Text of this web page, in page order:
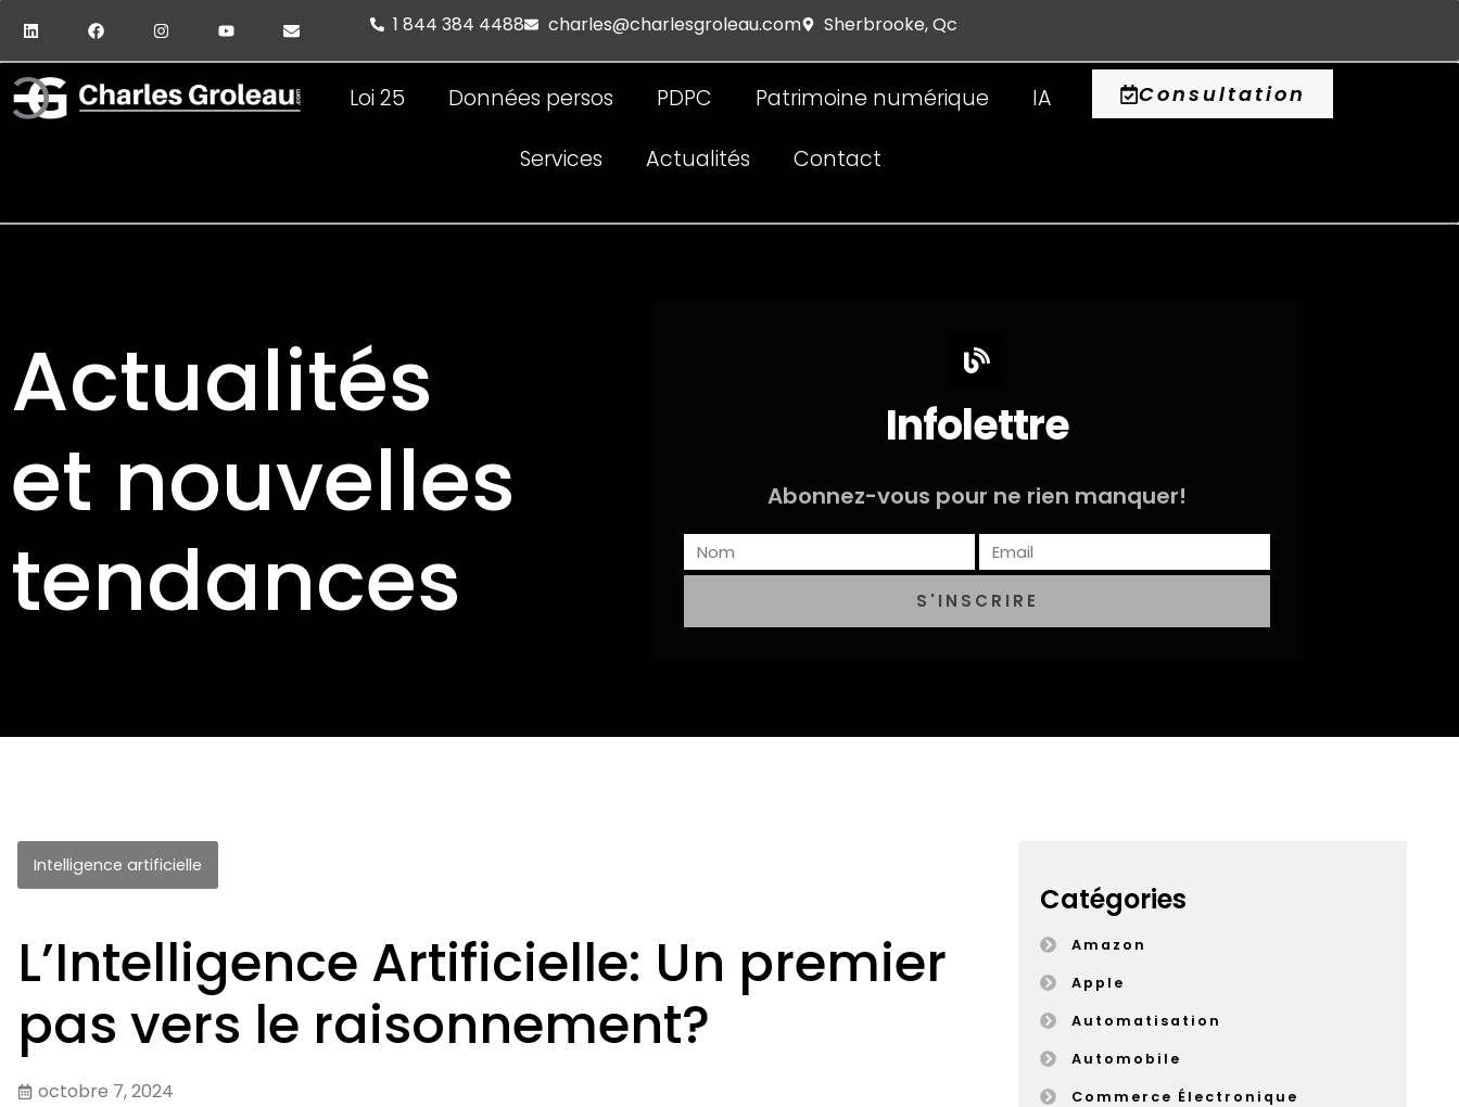
1 844 384 4488 charles@charlesgroleau.com Sherbrooke, Qc
Loi 25 Données persos PDPC Patrimoine numérique IA
Services Actualités Contact
Consultation
Actualités
et nouvelles
tendances
Infolettre
Abonnez-vous pour ne rien manquer!
S'INSCRIRE
Intelligence artificielle
L’Intelligence Artificielle: Un premier
pas vers le raisonnement?
octobre 7, 2024
Catégories
Amazon
Apple
Automatisation
Automobile
Commerce Électronique